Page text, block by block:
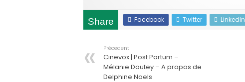
Share Facebook Twitter LinkedIn
Précedent
Cinevox | Post Partum –
Mélanie Doutey – A propos de
Delphine Noels